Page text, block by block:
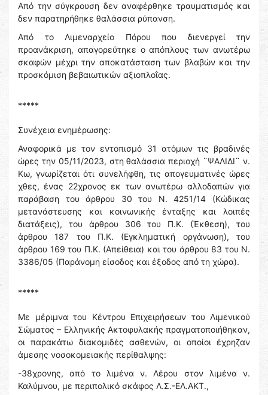
Από την σύγκρουση δεν αναφέρθηκε τραυματισμός και
δεν παρατηρήθηκε θαλάσσια ρύπανση.
Από το Λιμεναρχείο Πόρου που διενεργεί την
προανάκριση, απαγορεύτηκε ο απόπλους των ανωτέρω
σκαφών μέχρι την αποκατάσταση των βλαβών και την
προσκόμιση βεβαιωτικών αξιοπλοΐας.
*****
Συνέχεια ενημέρωσης:
Αναφορικά με τον εντοπισμό 31 ατόμων τις βραδινές
ώρες την 05/11/2023, στη θαλάσσια περιοχή ¨ΨΑΛΙΔΙ¨ ν.
Κω, γνωρίζεται ότι συνελήφθη, τις απογευματινές ώρες
χθες, ένας 22χρονος εκ των ανωτέρω αλλοδαπών για
παράβαση του άρθρου 30 του Ν. 4251/14 (Κώδικας
μετανάστευσης και κοινωνικής ένταξης και λοιπές
διατάξεις), του άρθρου 306 του Π.Κ. (Έκθεση), του
άρθρου 187 του Π.Κ. (Εγκληματική οργάνωση), του
άρθρου 169 του Π.Κ. (Απείθεια) και του άρθρου 83 του Ν.
3386/05 (Παράνομη είσοδος και έξοδος από τη χώρα).
*****
Με μέριμνα του Κέντρου Επιχειρήσεων του Λιμενικού
Σώματος – Ελληνικής Ακτοφυλακής πραγματοποιήθηκαν,
οι παρακάτω διακομιδές ασθενών, οι οποίοι έχρηζαν
άμεσης νοσοκομειακής περίθαλψης:
-38χρονης, από το λιμένα ν. Λέρου στον λιμένα ν.
Καλύμνου, με περιπολικό σκάφος Λ.Σ.-ΕΛ.ΑΚΤ.,